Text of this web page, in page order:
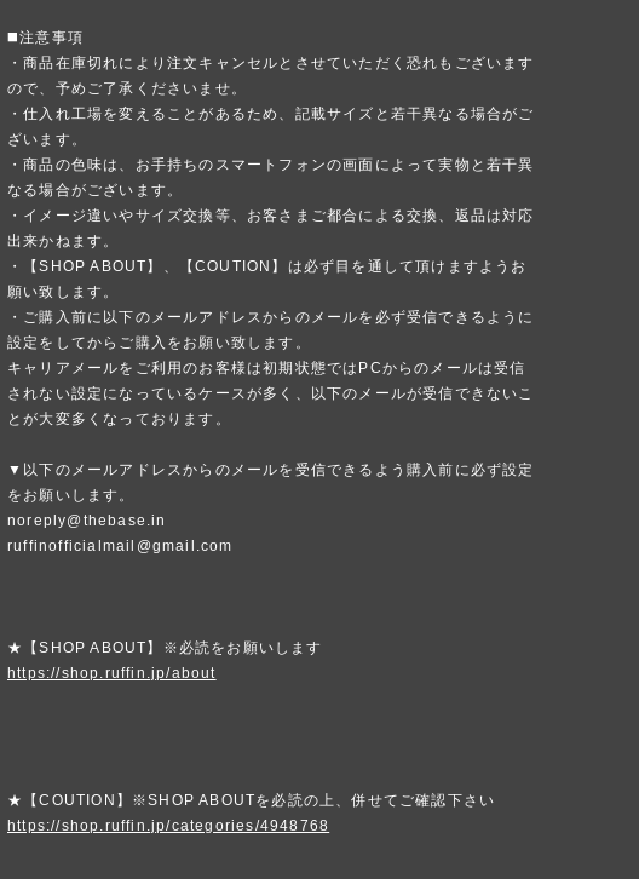
◼️注意事項
・商品在庫切れにより注文キャンセルとさせていただく恐れもございます
ので、予めご了承くださいませ。
・仕入れ工場を変えることがあるため、記載サイズと若干異なる場合がご
ざいます。
・商品の色味は、お手持ちのスマートフォンの画面によって実物と若干異
なる場合がございます。
・イメージ違いやサイズ交換等、お客さまご都合による交換、返品は対応
出来かねます。
・【SHOP ABOUT】、【COUTION】は必ず目を通して頂けますようお
願い致します。
・ご購入前に以下のメールアドレスからのメールを必ず受信できるように
設定をしてからご購入をお願い致します。
キャリアメールをご利用のお客様は初期状態ではPCからのメールは受信
されない設定になっているケースが多く、以下のメールが受信できないこ
とが大変多くなっております。
▼以下のメールアドレスからのメールを受信できるよう購入前に必ず設定
をお願いします。
noreply@thebase.in
ruffinofficialmail@gmail.com
★【SHOP ABOUT】※必読をお願いします
https://shop.ruffin.jp/about
★【COUTION】※SHOP ABOUTを必読の上、併せてご確認下さい
https://shop.ruffin.jp/categories/4948768